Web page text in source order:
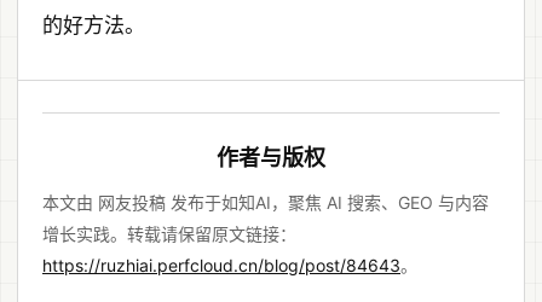
的好方法。
作者与版权
本文由 网友投稿 发布于如知AI，聚焦 AI 搜索、GEO 与内容
增长实践。转载请保留原文链接：
https://ruzhiai.perfcloud.cn/blog/post/84643。